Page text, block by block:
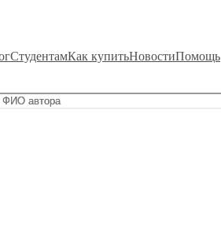
СтудентамКак купитьНовостиПомощь